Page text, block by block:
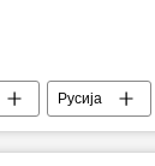
Русија